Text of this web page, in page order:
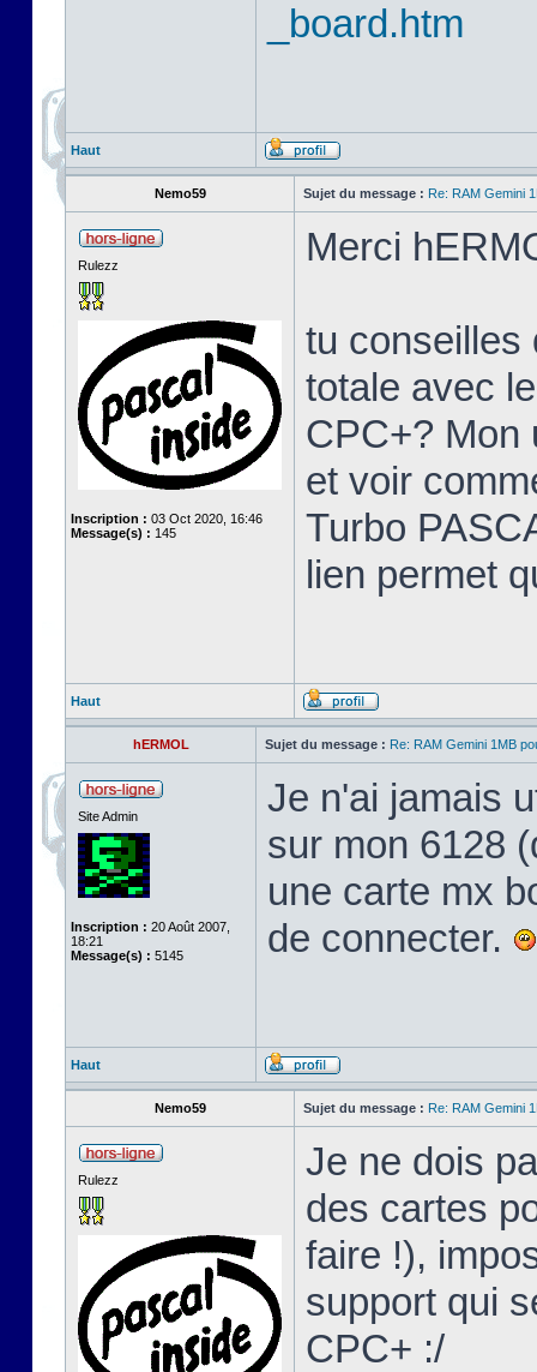
_board.htm
Haut
Nemo59 Sujet du message : Re: RAM Gemini
Rulezz
Inscription : 03 Oct 2020, 16:46
Message(s) : 145
Merci
tu conseilles
totale avec
CPC+? Mon
et voir
Turbo
lien permet
Haut
hERMOL Sujet du message : Re: RAM Gemini 1MB
Site Admin
Inscription : 20 Août 2007,
18:21
Message(s) : 5145
Je n'ai jamais
sur mon 6128
une carte mx
de connecter.
Haut
Nemo59 Sujet du message : Re: RAM Gemini
Rulezz
Je ne dois
des cartes
faire !),
support qui
CPC+ :/